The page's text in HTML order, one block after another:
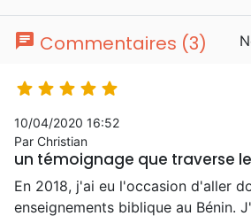
chat Commentaires (3)
    
10/04/2020 16:52
Par Christian
un témoignage que traverse
En 2018, j'ai eu l'occasion d'aller
enseignements biblique au Bénin.